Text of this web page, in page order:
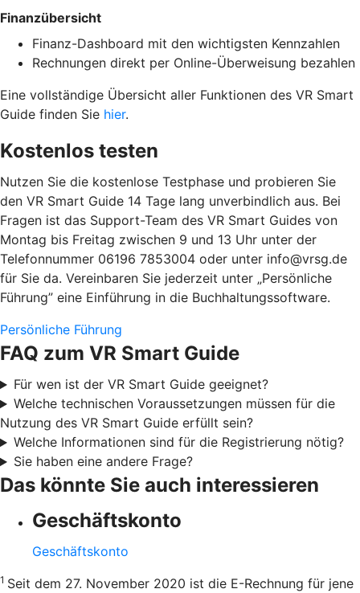
Finanzübersicht
Finanz-Dashboard mit den wichtigsten Kennzahlen
Rechnungen direkt per Online-Überweisung bezahlen
Eine vollständige Übersicht aller Funktionen des VR Smart
Guide finden Sie hier.
Kostenlos testen
Nutzen Sie die kostenlose Testphase und probieren Sie
den VR Smart Guide 14 Tage lang unverbindlich aus. Bei
Fragen ist das Support-Team des VR Smart Guides von
Montag bis Freitag zwischen 9 und 13 Uhr unter der
Telefonnummer 06196 7853004 oder unter info@vrsg.de
für Sie da. Vereinbaren Sie jederzeit unter „Persönliche
Führung” eine Einführung in die Buchhaltungssoftware.
Persönliche Führung
FAQ zum VR Smart Guide
Für wen ist der VR Smart Guide geeignet?
Welche technischen Voraussetzungen müssen für die
Nutzung des VR Smart Guide erfüllt sein?
Welche Informationen sind für die Registrierung nötig?
Sie haben eine andere Frage?
Das könnte Sie auch interessieren
Geschäftskonto
Geschäftskonto
1 Seit dem 27. November 2020 ist die E-Rechnung für jene